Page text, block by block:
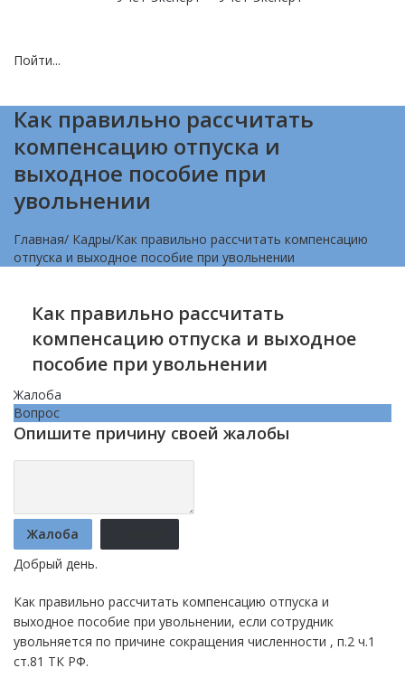
Пойти...
Как правильно рассчитать
компенсацию отпуска и
выходное пособие при
увольнении
Главная/ Кадры/Как правильно рассчитать компенсацию
отпуска и выходное пособие при увольнении
Как правильно рассчитать
компенсацию отпуска и выходное
пособие при увольнении
Жалоба
Вопрос
Опишите причину своей жалобы
Жалоба
Добрый день.
Как правильно рассчитать компенсацию отпуска и
выходное пособие при увольнении, если сотрудник
увольняется по причине сокращения численности , п.2 ч.1
ст.81 ТК РФ.